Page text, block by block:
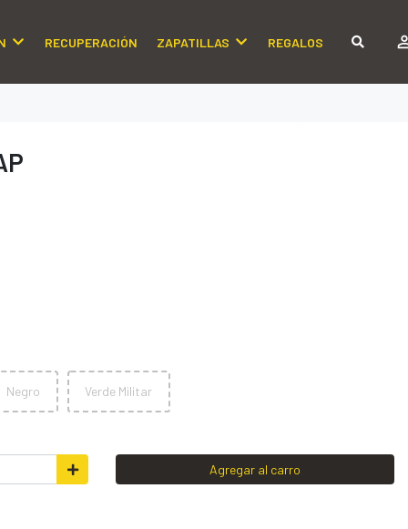
RECUPERACIÓN ZAPATILLAS REGALOS
Negro Verde Militar
Agregar al carro